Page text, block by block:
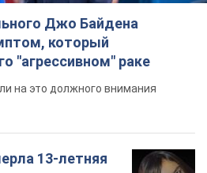
обстрела
носили только